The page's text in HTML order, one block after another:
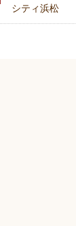
シティ浜松